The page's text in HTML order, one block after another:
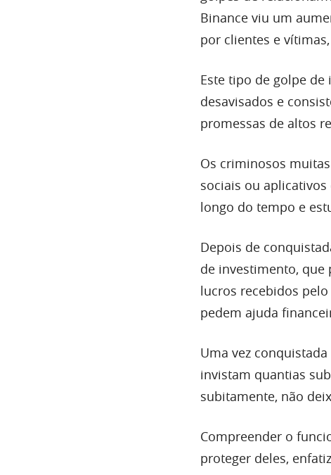
Binance viu um
por clientes e
Este tipo de golpe
desavisados e
promessas de altos
Os criminosos
sociais ou
longo do tempo e
Depois de
de investimento, que
lucros recebidos
pedem ajuda
Uma vez
invistam quantias
subitamente, não
Compreender o
proteger deles,